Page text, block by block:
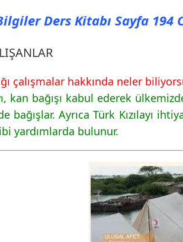
Ders Kitabı Sayfa 194
çalışmalar hakkında neler
kan bağışı kabul ederek
bağışlar. Ayrıca Türk Kızılayı
yardımlarda bulunur.